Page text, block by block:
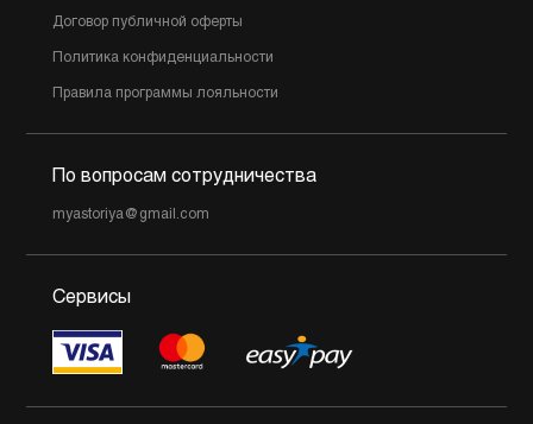
Договор публичной оферты
Политика конфиденциальности
Правила программы лояльности
По вопросам сотрудничества
myastoriya@gmail.com
Сервисы